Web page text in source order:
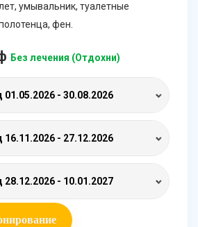
умывальник, туалетные
фен.
Без лечения (Отдохни)
01.05.2026 - 30.08.2026
16.11.2026 - 27.12.2026
28.12.2026 - 10.01.2027